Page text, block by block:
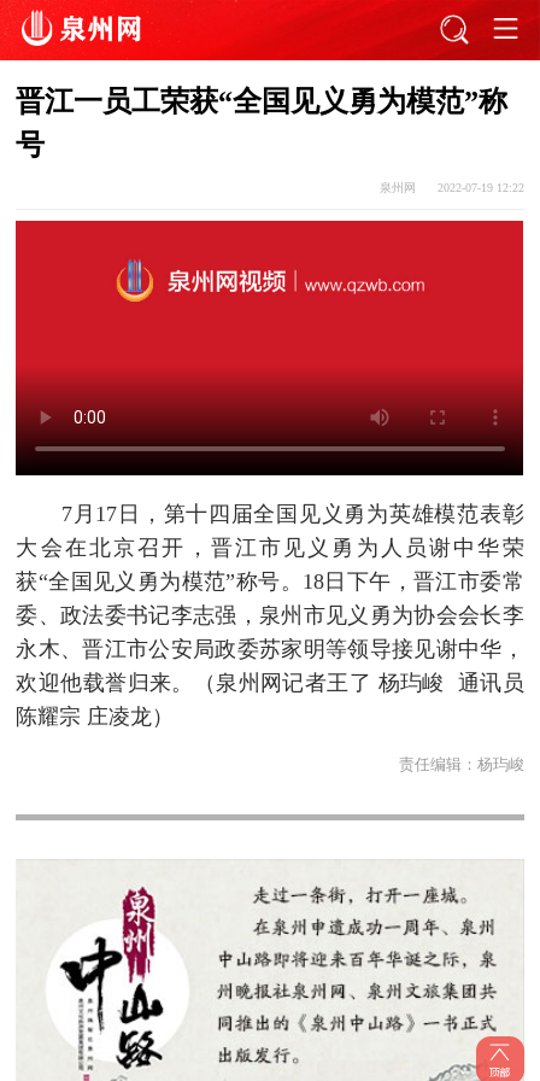
晋江一员工荣获“全国见义勇为模范”称
号
泉州网 2022-07-19 12:22
7月17日，第十四届全国见义勇为英雄模范表彰
大会在北京召开，晋江市见义勇为人员谢中华荣
获“全国见义勇为模范”称号。18日下午，晋江市委常
委、政法委书记李志强，泉州市见义勇为协会会长李
永木、晋江市公安局政委苏家明等领导接见谢中华，
欢迎他载誉归来。（泉州网记者王了 杨玙峻 通讯员
陈耀宗 庄凌龙）
责任编辑： 杨玙峻